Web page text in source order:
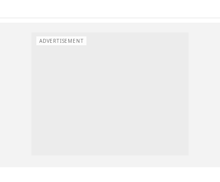
ADVERTISEMENT